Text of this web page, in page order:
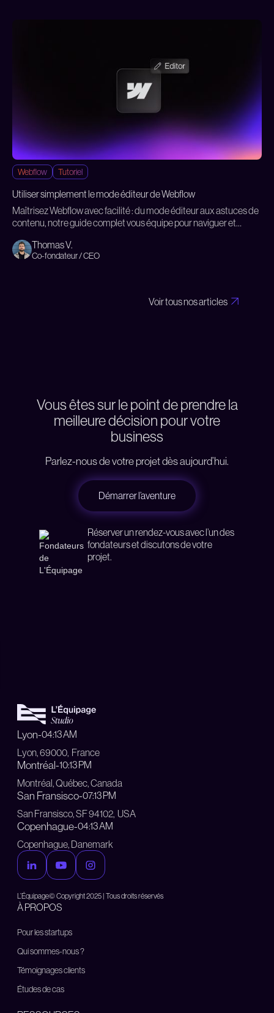
Webflow Tutoriel
Utiliser simplement le mode éditeur de Webflow
Maîtrisez Webflow avec facilité : du mode éditeur aux astuces de
contenu, notre guide complet vous équipe pour naviguer et
Thomas V.
Co-fondateur / CEO
Voir tous nos articles
Vous êtes sur le point de prendre la
meilleure décision pour votre
business
Parlez-nous de votre projet dès aujourd’hui.
Démarrer l’aventure
Réserver un rendez-vous avec l’un des
fondateurs et discutons de votre
projet.
Lyon-04:13 AM
Lyon, 69000, France
Montréal-10:13 PM
Montréal, Québec, Canada
San Fransisco-07:13 PM
San Fransisco, SF 94102, USA
Copenhague-04:13 AM
Copenhague, Danemark
L’Équipage© Copyright 2025 | Tous droits réservés
À PROPOS
Pour les startups
Qui sommes-nous ?
Témoignages clients
Études de cas